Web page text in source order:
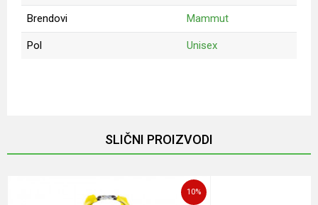
Brendovi Mammut
Pol Unisex
SLIČNI PROIZVODI
10%